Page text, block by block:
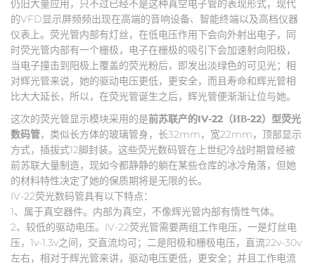
仍旧大量应用，只不过已经不是这种真空电子管的表现形式，现代
的VFD显示屏频频出现在高端的音响设备、智能终端以及高档仪器
仪表上。荧光管内部有灯丝，在低电压作用下会向外射出电子，同
时荧光管内部有一个栅极，电子在栅极的吸引下会加速射向阳极，
当电子撞击到阳极上覆盖的荧光粉后，即发出淡绿色的可见光；相
对辉光管来说，她的驱动电压更低，更安全，而且寿命和辉光管相
比大大延长，所以，在荧光管诞生之后，辉光管便渐渐让位与她。
这次的荧光管显示模块采用的是前苏联产的IV-22（ИВ-22）型荧光
数码管，类似长方体的玻璃管身，长32mm，宽22mm，顶部显示
方式，插拔式12脚封装。这些荧光数码管在上世纪冷战时期曾经被
前苏联大量制造，现如今都静静的躺在某些仓库的冰冷角落，但她
的材料特性决定了她的保质期将是无限的长。
IV-22荧光数码管具有以下特点：
1、属于真空器件。内部为真空，不像辉光管内部有惰性气体。
2、较低的驱动电压。IV-22荧光管需要两组工作电压，一是灯丝电
压，1v-1.3v之间，交直流均可；二是阳极和栅极电压，直流22v-30v
左右，相对于辉光管来讲，驱动电压更低，更安全；并且工作电流